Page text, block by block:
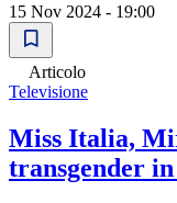
15 Nov 2024 - 19:00
Articolo
Televisione
Miss Italia,
transgender